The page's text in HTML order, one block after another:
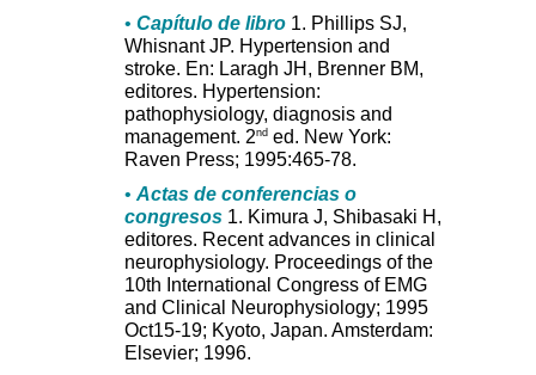
• Capítulo de libro 1. Phillips SJ,
Whisnant JP. Hypertension and
stroke. En: Laragh JH, Brenner BM,
editores. Hypertension:
pathophysiology, diagnosis and
management. 2nd ed. New York:
Raven Press; 1995:465-78.
• Actas de conferencias o
congresos 1. Kimura J, Shibasaki H,
editores. Recent advances in clinical
neurophysiology. Proceedings of the
10th International Congress of EMG
and Clinical Neurophysiology; 1995
Oct15-19; Kyoto, Japan. Amsterdam:
Elsevier; 1996.